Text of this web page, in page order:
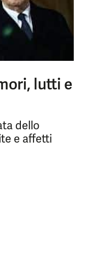
lutti e
dello
e affetti